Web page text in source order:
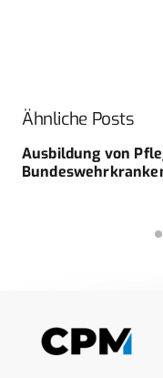
Ähnliche Posts
Ausbildung von